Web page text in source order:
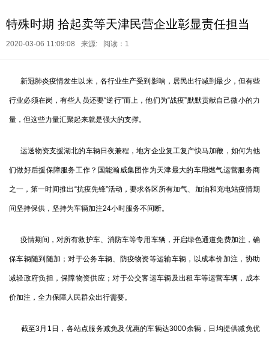
特殊时期 拾起卖等天津民营企业彰显责任担当
2020-03-06 11:09:08 来源: 阅读：1
新冠肺炎疫情发生以来，各行业生产受到影响，居民出行减到最少，但有些
行业必须在岗，有些人员还要“逆行”而上，他们为“战疫”默默贡献自己微小的力
量，但这些力量汇聚起来就是强大的支撑。
运送物资支援湖北的车辆日夜兼程，地方企业复工复产快马加鞭，如何为他
们做好后援保障服务工作？国能瀚威集团作为天津最大的车用燃气运营服务商
之一，第一时间推出“抗疫先锋”活动，要求各区所有加气、加油和充电站疫情期
间坚持保供，坚持为车辆加注24小时服务不间断。
疫情期间，对所有救护车、消防车等专用车辆，开启绿色通道免费加注，确
保车辆随到随加；对于公务车辆、防疫物资等运输车辆，以成本价加注，协助
减轻政府负担，保障物资供应；对于公交客运车辆及出租车等运营车辆，成本
价加注，全力保障人民群众出行需要。
截至3月1日，各站点服务减免及优惠的车辆达3000余辆，日均提供减免优